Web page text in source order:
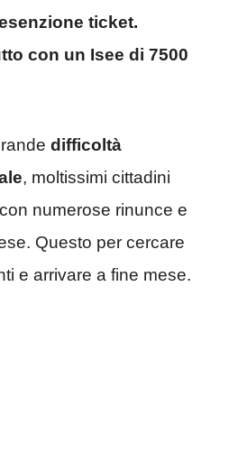
ticket.
con un Isee di 7500
difficoltà
, moltissimi cittadini
numerose rinunce e
Questo per cercare
e arrivare a fine mese.